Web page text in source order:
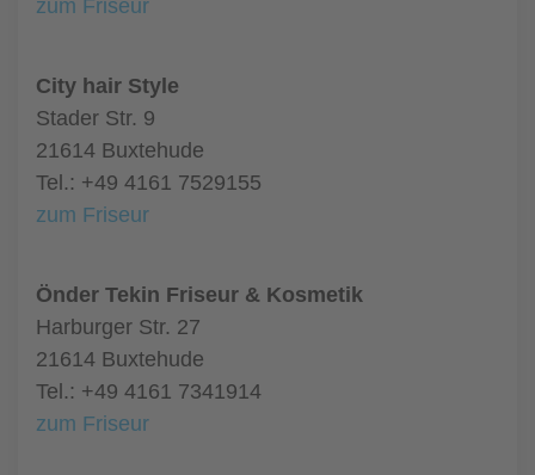
zum Friseur
City hair Style
Stader Str. 9
21614 Buxtehude
Tel.: +49 4161 7529155
zum Friseur
Önder Tekin Friseur & Kosmetik
Harburger Str. 27
21614 Buxtehude
Tel.: +49 4161 7341914
zum Friseur